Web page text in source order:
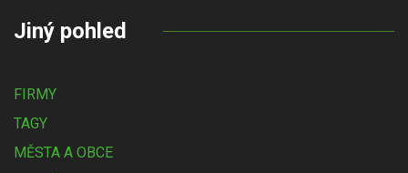
Jiný pohled
FIRMY
TAGY
MĚSTA A OBCE